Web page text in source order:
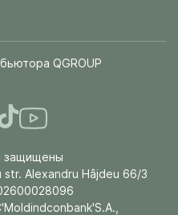
QGROUP
защищены
str. Alexandru Hâjdeu 66/3